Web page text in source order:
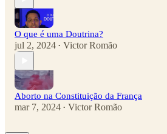
O que é uma Doutrina?
jul 2, 2024 • Victor Romão
Aborto na Constituição da França
mar 7, 2024 • Victor Romão